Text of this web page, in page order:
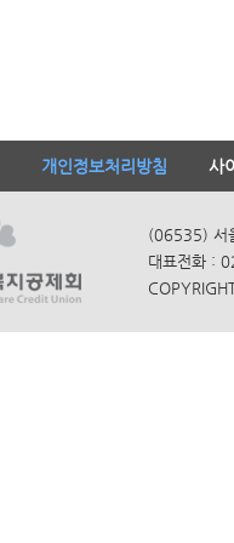
개인정보처리방침 사
(06535) 서
대표전화 :